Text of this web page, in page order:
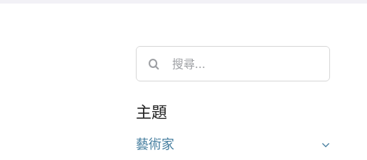
Search
for:
主題
藝術家